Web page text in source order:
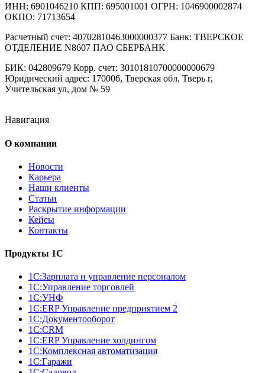
ИНН: 6901046210 КПП: 695001001 ОГРН: 1046900002874
ОКПО: 71713654
Расчетный счет: 40702810463000000377 Банк: ТВЕРСКОЕ
ОТДЕЛЕНИЕ N8607 ПАО СБЕРБАНК
БИК: 042809679 Корр. счет: 30101810700000000679
Юридический адрес: 170006, Тверская обл, Тверь г,
Учительская ул, дом № 59
Навигация
О компании
Новости
Карьера
Наши клиенты
Статьи
Раскрытие информации
Кейсы
Контакты
Продукты 1С
1С:Зарплата и управление персоналом
1С:Управление торговлей
1С:УНФ
1С:ERP Управление предприятием 2
1С:Документооборот
1С:CRM
1С:ERP Управление холдингом
1С:Комплексная автоматизация
1С:Гаражи